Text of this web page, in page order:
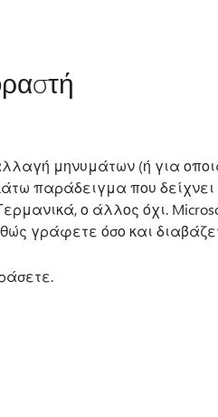
μηνυμάτων (ή για
παράδειγμα που δείχνει
ο άλλος όχι.
γράφετε όσο και